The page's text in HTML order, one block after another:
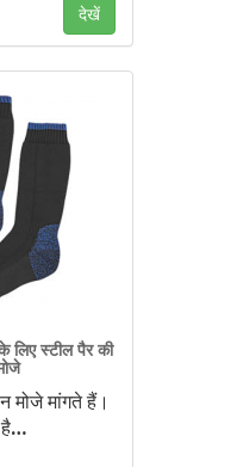
देखें
लिए स्टील पैर की
मोजे मांगते हैं।
…